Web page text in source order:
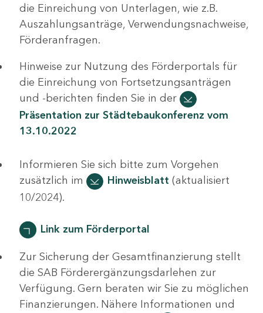
die Einreichung von Unterlagen, wie z.B.
Auszahlungsanträge, Verwendungsnachweise,
Förderanfragen.
Hinweise zur Nutzung des Förderportals für
die Einreichung von Fortsetzungsanträgen
und -berichten finden Sie in der
Präsentation zur Städtebaukonferenz vom
13.10.2022
Informieren Sie sich bitte zum Vorgehen
zusätzlich im
Hinweisblatt (aktualisiert
10/2024).
Link zum Förderportal
Zur Sicherung der Gesamtfinanzierung stellt
die SAB Förderergänzungsdarlehen zur
Verfügung. Gern beraten wir Sie zu möglichen
Finanzierungen. Nähere Informationen und